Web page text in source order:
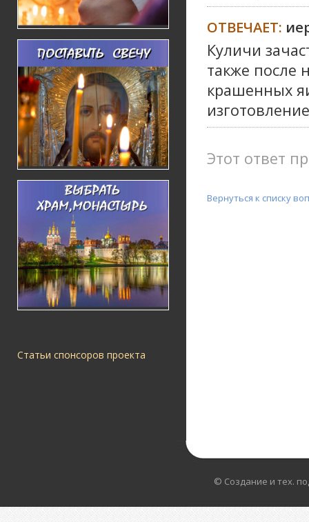
Статьи спонсоров проекта
ОТВЕЧАЕТ:
Куличи
также после
крашенных
Этот ответ
Вернуться к списку
© Создание и тех.